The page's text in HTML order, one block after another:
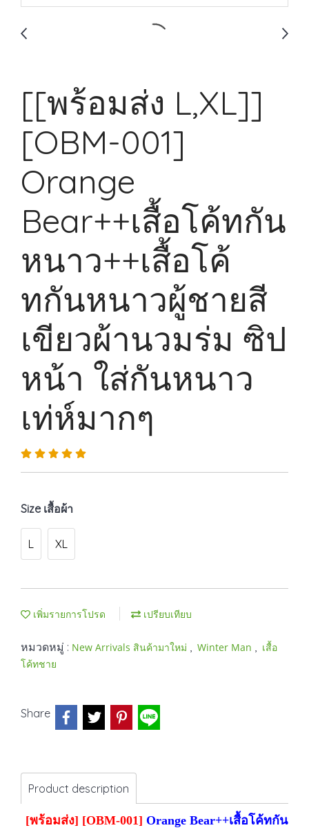
[[พร้อมส่ง L,XL]]
[OBM-001]
Orange
Bear++เสื้อโค้ทกัน
หนาว++เสื้อโค้
ทกันหนาวผู้ชายสี
เขียวผ้านวมร่ม ซิป
หน้า ใส่กันหนาว
เท่ห์มากๆ
Size เสื้อผ้า
L XL
เพิ่มรายการโปรด เปรียบเทียบ
หมวดหมู่ : New Arrivals สินค้ามาใหม่ , Winter Man , เสื้อ
โค้ทชาย
Share
Product description
[พร้อมส่ง] [OBM-001] Orange Bear++เสื้อโค้ทกันห